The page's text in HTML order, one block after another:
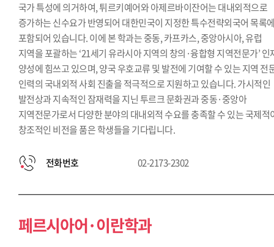
국가 특성에 의거하여, 튀르키예어와 아제르바이잔어는 대내외적으로
증가하는 신수요가 반영되어 대한민국이 지정한 특수전략외국어 목록
포함되어 있습니다. 이에 본 학과는 중동, 카프카스, 중앙아시아, 유럽
지역을 포괄하는 ‘21세기 유라시아 지역의 창의·융합형 지역전문가’ 인
양성에 힘쓰고 있으며, 양국 우호교류 및 발전에 기여할 수 있는 지역 전
인력의 국내외적 사회 진출을 적극적으로 지원하고 있습니다. 가시적인
발전상과 지속적인 잠재력을 지닌 투르크 문화권과 중동·중앙아
지역전문가로서 다양한 분야의 대내외적 수요를 충족할 수 있는 국제적
창조적인 비전을 품은 학생들을 기다립니다.
전화번호 02-2173-2302
페르시아어·이란학과